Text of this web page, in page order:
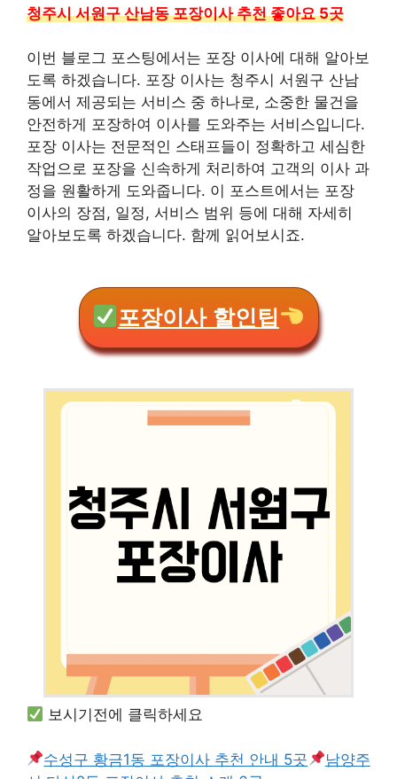
청주시 서원구 산남동 포장이사 추천 좋아요 5곳
이번 블로그 포스팅에서는 포장 이사에 대해 알아보
도록 하겠습니다. 포장 이사는 청주시 서원구 산남
동에서 제공되는 서비스 중 하나로, 소중한 물건을
안전하게 포장하여 이사를 도와주는 서비스입니다.
포장 이사는 전문적인 스태프들이 정확하고 세심한
작업으로 포장을 신속하게 처리하여 고객의 이사 과
정을 원활하게 도와줍니다. 이 포스트에서는 포장
이사의 장점, 일정, 서비스 범위 등에 대해 자세히
알아보도록 하겠습니다. 함께 읽어보시죠.
포장이사 할인팁
보시기전에 클릭하세요
수성구 황금1동 포장이사 추천 안내 5곳
남양주